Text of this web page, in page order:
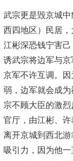
武宗更是毁京城中
西四地区）民居，
江彬深恐钱宁害己
诱武宗将边军与京
京军不许互调。
弱，边军就会成
宗不顾大臣的激
官厅，由江彬、
离开京城到西北
吸引力，因为他一